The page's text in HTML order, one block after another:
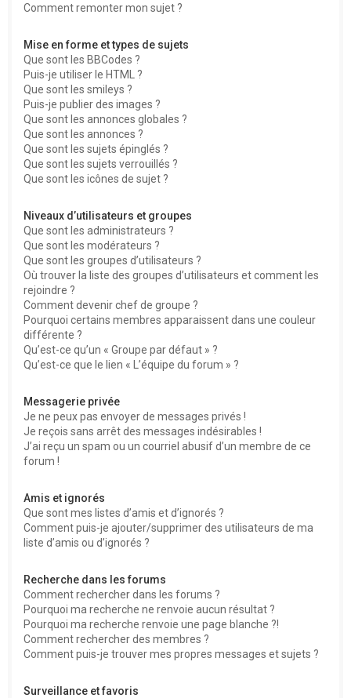
Comment remonter mon sujet ?
Mise en forme et types de sujets
Que sont les BBCodes ?
Puis-je utiliser le HTML ?
Que sont les smileys ?
Puis-je publier des images ?
Que sont les annonces globales ?
Que sont les annonces ?
Que sont les sujets épinglés ?
Que sont les sujets verrouillés ?
Que sont les icônes de sujet ?
Niveaux d’utilisateurs et groupes
Que sont les administrateurs ?
Que sont les modérateurs ?
Que sont les groupes d’utilisateurs ?
Où trouver la liste des groupes d’utilisateurs et comment les
rejoindre ?
Comment devenir chef de groupe ?
Pourquoi certains membres apparaissent dans une couleur
différente ?
Qu’est-ce qu’un « Groupe par défaut » ?
Qu’est-ce que le lien « L’équipe du forum » ?
Messagerie privée
Je ne peux pas envoyer de messages privés !
Je reçois sans arrêt des messages indésirables !
J’ai reçu un spam ou un courriel abusif d’un membre de ce
forum !
Amis et ignorés
Que sont mes listes d’amis et d’ignorés ?
Comment puis-je ajouter/supprimer des utilisateurs de ma
liste d’amis ou d’ignorés ?
Recherche dans les forums
Comment rechercher dans les forums ?
Pourquoi ma recherche ne renvoie aucun résultat ?
Pourquoi ma recherche renvoie une page blanche ?!
Comment rechercher des membres ?
Comment puis-je trouver mes propres messages et sujets ?
Surveillance et favoris